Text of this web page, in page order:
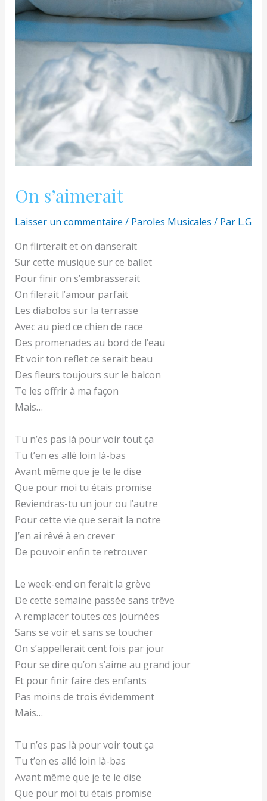
On s’aimerait
Laisser un commentaire / Paroles Musicales / Par L.G
On flirterait et on danserait
Sur cette musique sur ce ballet
Pour finir on s’embrasserait
On filerait l’amour parfait
Les diabolos sur la terrasse
Avec au pied ce chien de race
Des promenades au bord de l’eau
Et voir ton reflet ce serait beau
Des fleurs toujours sur le balcon
Te les offrir à ma façon
Mais…
Tu n’es pas là pour voir tout ça
Tu t’en es allé loin là-bas
Avant même que je te le dise
Que pour moi tu étais promise
Reviendras-tu un jour ou l’autre
Pour cette vie que serait la notre
J’en ai rêvé à en crever
De pouvoir enfin te retrouver
Le week-end on ferait la grève
De cette semaine passée sans trêve
A remplacer toutes ces journées
Sans se voir et sans se toucher
On s’appellerait cent fois par jour
Pour se dire qu’on s’aime au grand jour
Et pour finir faire des enfants
Pas moins de trois évidemment
Mais…
Tu n’es pas là pour voir tout ça
Tu t’en es allé loin là-bas
Avant même que je te le dise
Que pour moi tu étais promise